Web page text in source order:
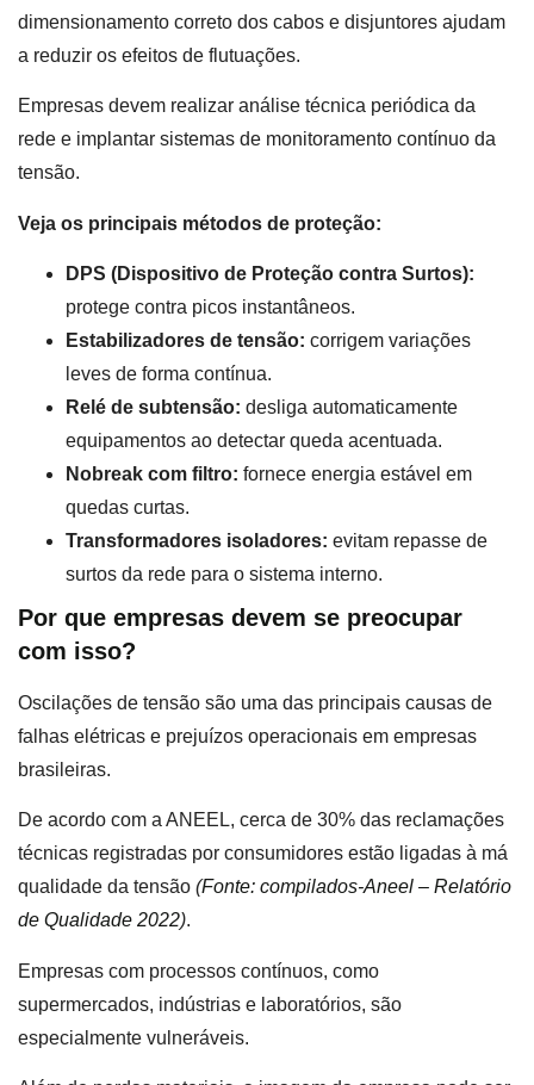
dimensionamento correto dos cabos e disjuntores ajudam
a reduzir os efeitos de flutuações.
Empresas devem realizar análise técnica periódica da
rede e implantar sistemas de monitoramento contínuo da
tensão.
Veja os principais métodos de proteção:
DPS (Dispositivo de Proteção contra Surtos):
protege contra picos instantâneos.
Estabilizadores de tensão: corrigem variações
leves de forma contínua.
Relé de subtensão: desliga automaticamente
equipamentos ao detectar queda acentuada.
Nobreak com filtro: fornece energia estável em
quedas curtas.
Transformadores isoladores: evitam repasse de
surtos da rede para o sistema interno.
Por que empresas devem se preocupar
com isso?
Oscilações de tensão são uma das principais causas de
falhas elétricas e prejuízos operacionais em empresas
brasileiras.
De acordo com a ANEEL, cerca de 30% das reclamações
técnicas registradas por consumidores estão ligadas à má
qualidade da tensão (Fonte: compilados-Aneel – Relatório
de Qualidade 2022).
Empresas com processos contínuos, como
supermercados, indústrias e laboratórios, são
especialmente vulneráveis.